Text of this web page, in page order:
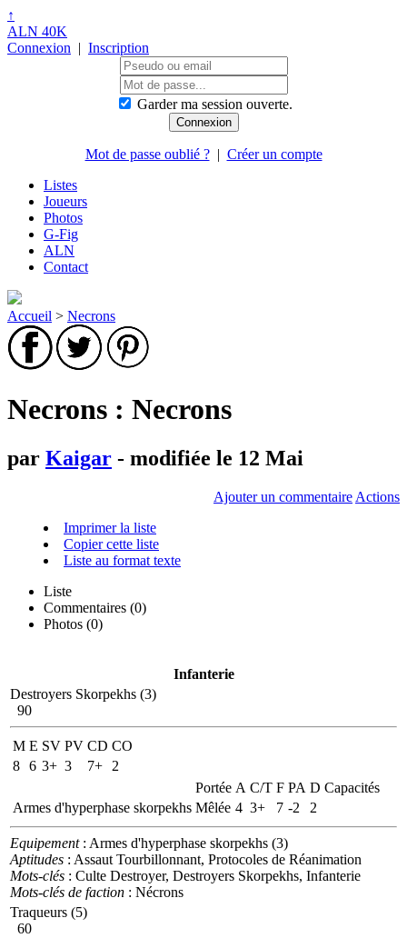
↑
ALN 40K
Connexion | Inscription
Garder ma session ouverte.
Mot de passe oublié ?| Créer un compte
Listes
Joueurs
Photos
G-Fig
ALN
Contact
Accueil > Necrons
Necrons : Necrons
par Kaigar - modifiée le 12 Mai
Ajouter un commentaire Actions
Imprimer la liste
Copier cette liste
Liste au format texte
Liste
Commentaires (0)
Photos (0)
Infanterie
Destroyers Skorpekhs (3)
90
M E SV PV CD CO
8 6 3+ 3 7+
2
Portée A C/T F PA D Capacités
Armes d'hyperphase skorpekhs Mêlée 4 3+ 7 -2 2
Equipement: Armes d'hyperphase skorpekhs (3)
Aptitudes : Assaut Tourbillonnant, Protocoles de Réanimation
Mots-clés : Culte Destroyer, Destroyers Skorpekhs, Infanterie
Mots-clés de faction : Nécrons
Traqueurs (5)
60